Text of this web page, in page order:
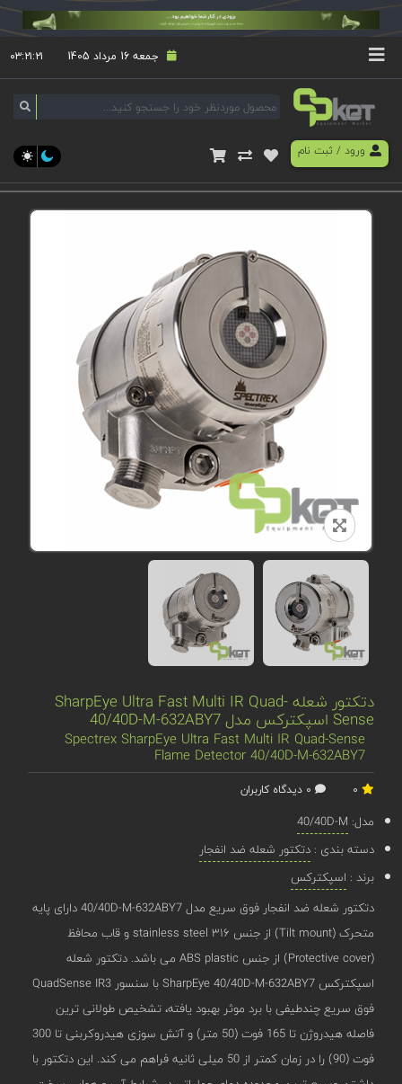
جمعه 16 مرداد 1405 ۰۳:۲۱:۲۱
ورود/ ثبت نام
دتکتور شعله SharpEye Ultra Fast Multi IR Quad-
Sense اسپکترکس مدل 40/40D-M-632ABY7
Spectrex SharpEye Ultra Fast Multi IR Quad-Sense
Flame Detector 40/40D-M-632ABY7
مدل: 40/40D-M
دسته بندی :دتکتور شعله ضد انفجار
برند : اسپکترکس
دتکتور شعله ضد انفجار فوق سریع مدل 40/40D-M-632ABY7 دارای پایه
متحرک (Tilt mount) از جنس stainless steel ۳۱۶ و قاب محافظ
(Protective cover) از جنس ABS plastic می باشد. دتکتور شعله
اسپکترکس SharpEye 40/40D-M-632ABY7 با سنسور QuadSense IR3
فوق سریع چندطیفی با برد موثر بهبود یافته، تشخیص طولانی ‌ترین
فاصله هیدروژن تا 165 فوت (50 متر) و آتش ‌سوزی هیدروکربنی تا 300
فوت (90) را در زمان کمتر از 50 میلی ثانیه فراهم می‌ کند. این دتکتور با